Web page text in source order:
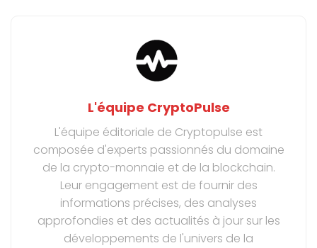
L'équipe CryptoPulse
L'équipe éditoriale de Cryptopulse est
composée d'experts passionnés du domaine
de la crypto-monnaie et de la blockchain.
Leur engagement est de fournir des
informations précises, des analyses
approfondies et des actualités à jour sur les
développements de l'univers de la